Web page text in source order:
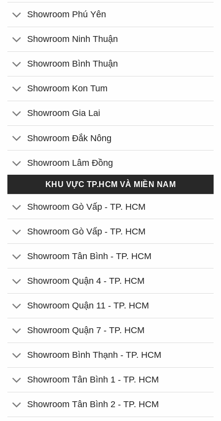
Showroom Phú Yên
Showroom Ninh Thuận
Showroom Bình Thuận
Showroom Kon Tum
Showroom Gia Lai
Showroom Đắk Nông
Showroom Lâm Đồng
KHU VỰC TP.HCM VÀ MIỀN NAM
Showroom Gò Vấp - TP. HCM
Showroom Gò Vấp - TP. HCM
Showroom Tân Bình - TP. HCM
Showroom Quận 4 - TP. HCM
Showroom Quận 11 - TP. HCM
Showroom Quận 7 - TP. HCM
Showroom Bình Thạnh - TP. HCM
Showroom Tân Bình 1 - TP. HCM
Showroom Tân Bình 2 - TP. HCM